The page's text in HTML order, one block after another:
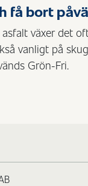
få bort
växer det
vanligt på
Grön-Fri.